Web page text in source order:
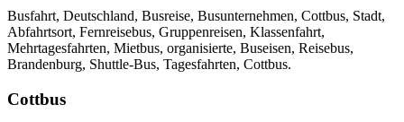
Busfahrt, Deutschland, Busreise, Busunternehmen, Cottbus, Stadt,
Abfahrtsort, Fernreisebus, Gruppenreisen, Klassenfahrt,
Mehrtagesfahrten, Mietbus, organisierte, Buseisen, Reisebus,
Brandenburg, Shuttle-Bus, Tagesfahrten, Cottbus.
Cottbus